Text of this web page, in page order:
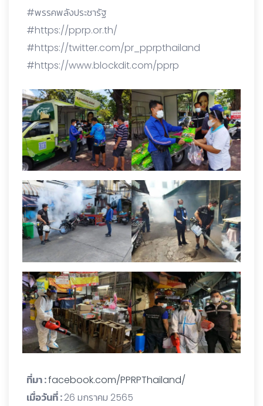
#พรรคพลังประชารัฐ
#https://pprp.or.th/
#https://twitter.com/pr_pprpthailand
#https://www.blockdit.com/pprp
ที่มา :facebook.com/PPRPThailand/
เมื่อวันที่ :26 มกราคม 2565